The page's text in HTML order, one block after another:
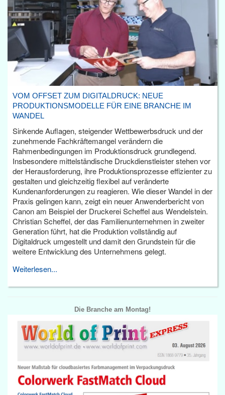
VOM OFFSET ZUM DIGITALDRUCK: NEUE
PRODUKTIONSMODELLE FÜR EINE BRANCHE IM
WANDEL
Sinkende Auflagen, steigender Wettbewerbsdruck und der
zunehmende Fachkräftemangel verändern die
Rahmenbedingungen im Produktionsdruck grundlegend.
Insbesondere mittelständische Druckdienstleister stehen vor
der Herausforderung, ihre Produktionsprozesse effizienter zu
gestalten und gleichzeitig flexibel auf veränderte
Kundenanforderungen zu reagieren. Wie dieser Wandel in der
Praxis gelingen kann, zeigt ein neuer Anwenderbericht von
Canon am Beispiel der Druckerei Scheffel aus Wendelstein.
Christian Scheffel, der das Familienunternehmen in zweiter
Generation führt, hat die Produktion vollständig auf
Digitaldruck umgestellt und damit den Grundstein für die
weitere Entwicklung des Unternehmens gelegt.
Weiterlesen...
Die Branche am Montag!